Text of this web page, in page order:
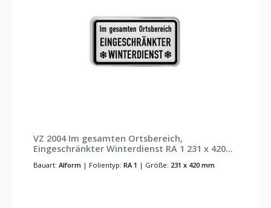
VZ 2004 Im gesamten Ortsbereich,
Eingeschränkter Winterdienst RA 1 231 x 420
Bauart: Alform | Folientyp: RA 1 | Größe: 231 x 420 mm